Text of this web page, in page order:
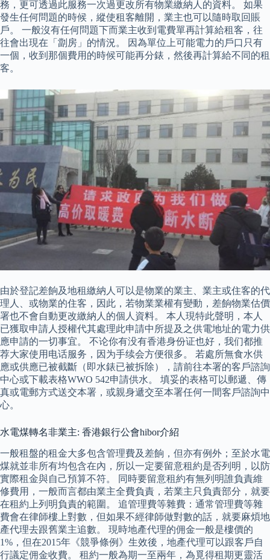
務，更可透過此服務一次過更改所有物業繳納人的資料。 如果
發生任何問題的時候，縱使租客離開，業主也可以隨時取回賬
戶。 一般沒有任何問題下而業主收到電費單再計算給租客，往
往會出現在「劏房」的情況。 因為單位上可能電力的戶口只有
一個，收到那個費用的時候可能再分錶，然後再計算給不同的租
客。
由於登記差餉及地租繳納人可以是物業的業主、業主或住客的代
理人、或物業的住客，因此，若物業業權有變動，差餉物業估價
署也不會自動更改繳納人的個人資料。 本人現特此聲明，本人
已獲取申請人授權代其處理此申請中所提及之供電地址的電力供
應申請的一切事宜。 不论你有没有香港身份证也好，我们都推
荐大家使用电话服务，因为手续会方便很多。 若處所無食水供
應或供應已被截斷（即水錶已被拆除），請前往本署的客戶諮詢
中心或下載表格WWO 542申請供水。 填妥的表格可以郵遞、傳
真或電郵方式送交本署，或親身遞交至本署任何一間客戶諮詢中
心。
水電煤轉名非業主: 香港銀行公會hibor介紹
一般租盤的租金大多包含管理費及差餉，但亦有例外；至於水電
煤就並非所有均包含在內，所以一定要留意租約是否列明，以防
實際租金與自己預算不符。 同時要留意租約有無列明誰負責維
修費用，一般而言都由業主全費負責，若業主只負責部分，就要
在租約上列明負責的範圍。 追管理費等雜費：通常管理費等雜
費會在律師樓上對數，但如果不經律師做對數的話，就要麻煩地
產代理去跟舊業主追數。 現時地產代理的佣金一般是樓價的
1%，但在2015年《競爭條例》生效後，地產代理可以跟客戶自
行議定佣金收費。 租約一般為期一至兩年，為覓得租期更靈活